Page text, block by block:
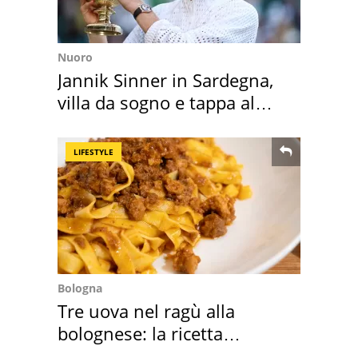
Nuoro
Jannik Sinner in Sardegna,
villa da sogno e tappa al
LIFESTYLE
Bologna
Tre uova nel ragù alla
bolognese: la ricetta